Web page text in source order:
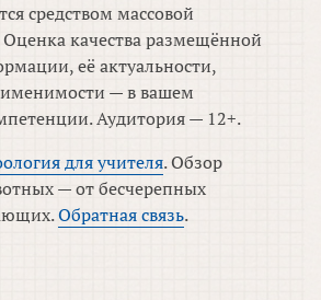
средством массовой
качества размещённой
её актуальности,
— в вашем
Аудитория — 12+.
для учителя. Обзор
— от бесчерепных
Обратная связь.